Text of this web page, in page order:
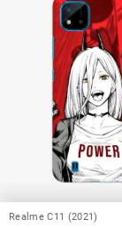
Realme C11 (2021)